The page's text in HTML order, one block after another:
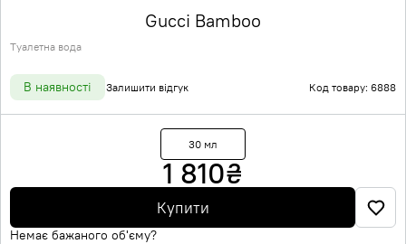
Gucci Bamboo
Туалетна вода
В наявності Залишити відгук Код товару: 6888
30 мл
1 810₴
Купити
Немає бажаного об'єму?